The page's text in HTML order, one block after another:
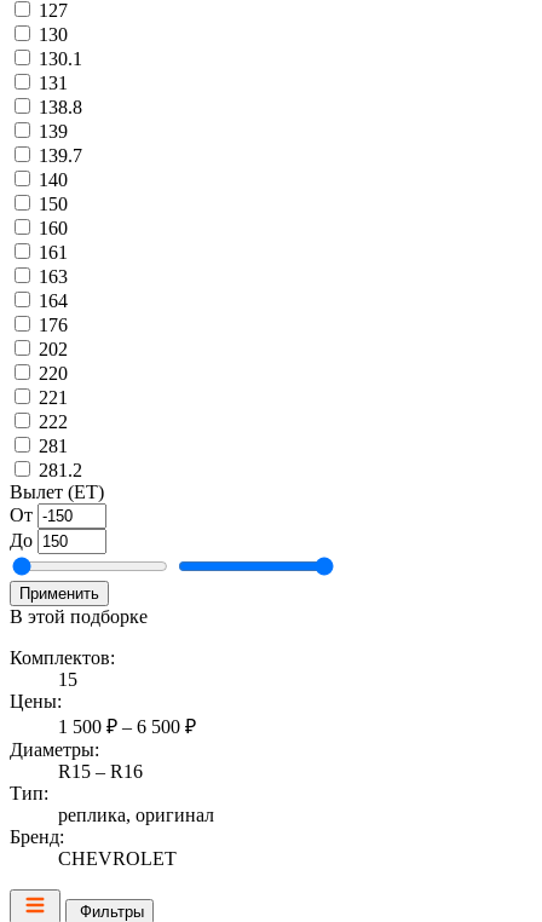
127
130
130.1
131
138.8
139
139.7
140
150
160
161
163
164
176
202
220
221
222
281
281.2
Вылет (ET)
От
До
Применить
В этой подборке
Комплектов:
15
Цены:
1 500 ₽ – 6 500 ₽
Диаметры:
R15 – R16
Тип:
реплика, оригинал
Бренд:
CHEVROLET
Фильтры